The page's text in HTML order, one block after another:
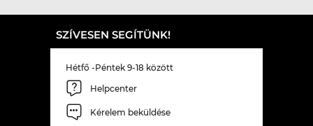
SZÍVESEN SEGÍTÜNK!
Hétfő -Péntek 9-18 között
Helpcenter
Kérelem beküldése